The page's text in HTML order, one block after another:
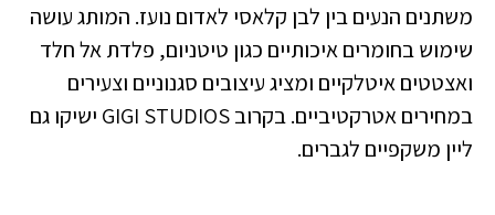
משתנים הנעים בין לבן קלאסי לאדום נועז. המותג עושה
שימוש בחומרים איכותיים כגון טיטניום, פלדת אל חלד
ואצטטים איטלקיים ומציג עיצובים סגנוניים וצעירים
במחירים אטרקטיביים. בקרוב GIGI STUDIOS ישיקו גם
ליין משקפיים לגברים.